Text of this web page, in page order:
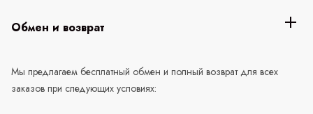
Обмен и возврат
Мы предлагаем бесплатный обмен и полный возврат для всех
заказов при следующих условиях: